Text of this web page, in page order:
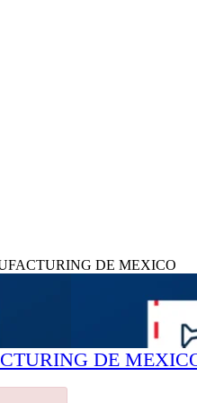
DE MEXICO
DE